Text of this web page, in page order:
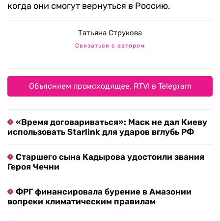
когда они смогут вернуться в Россию.
Татьяна Струкова
Связаться с автором
Объясняем происходящее. RTVI в Telegram
«Время договариваться»: Маск не дал Киеву
использовать Starlink для ударов вглубь РФ
Старшего сына Кадырова удостоили звания
Героя Чечни
ФРГ финансировала бурение в Амазонии
вопреки климатическим правилам